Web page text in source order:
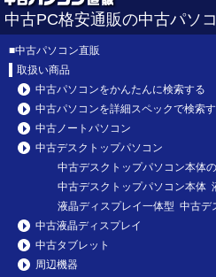
中古PC格安通販の中古パソ
■中古パソコン直販
取扱い商品
中古パソコンをかんたんに検索する
中古パソコンを詳細スペックで検索
中古ノートパソコン
中古デスクトップパソコン
中古デスクトップパソコン本体
中古デスクトップパソコン本体
液晶ディスプレイ一体型 中古デ
中古液晶ディスプレイ
中古タブレット
周辺機器